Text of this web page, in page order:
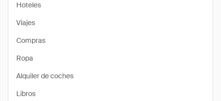
Hoteles
Viajes
Compras
Ropa
Alquiler de coches
Libros